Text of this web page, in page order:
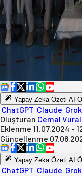
Yapay Zeka Özeti AI
ChatGPT Claude Grok
Oluşturan Cemal Vural
Eklenme 11.07.2024 -
Güncellenme
Yapay Zeka Özeti AI
ChatGPT Claude Grok